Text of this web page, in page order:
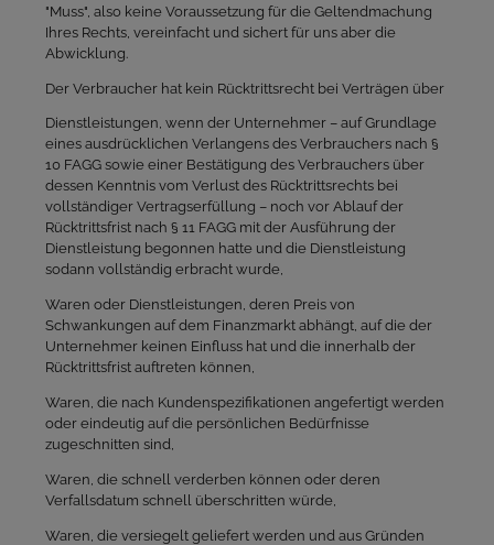
"Muss", also keine Voraussetzung für die Geltendmachung
Ihres Rechts, vereinfacht und sichert für uns aber die
Abwicklung.
Der Verbraucher hat kein Rücktrittsrecht bei Verträgen über
Dienstleistungen, wenn der Unternehmer – auf Grundlage
eines ausdrücklichen Verlangens des Verbrauchers nach §
10 FAGG sowie einer Bestätigung des Verbrauchers über
dessen Kenntnis vom Verlust des Rücktrittsrechts bei
vollständiger Vertragserfüllung – noch vor Ablauf der
Rücktrittsfrist nach § 11 FAGG mit der Ausführung der
Dienstleistung begonnen hatte und die Dienstleistung
sodann vollständig erbracht wurde,
Waren oder Dienstleistungen, deren Preis von
Schwankungen auf dem Finanzmarkt abhängt, auf die der
Unternehmer keinen Einfluss hat und die innerhalb der
Rücktrittsfrist auftreten können,
Waren, die nach Kundenspezifikationen angefertigt werden
oder eindeutig auf die persönlichen Bedürfnisse
zugeschnitten sind,
Waren, die schnell verderben können oder deren
Verfallsdatum schnell überschritten würde,
Waren, die versiegelt geliefert werden und aus Gründen